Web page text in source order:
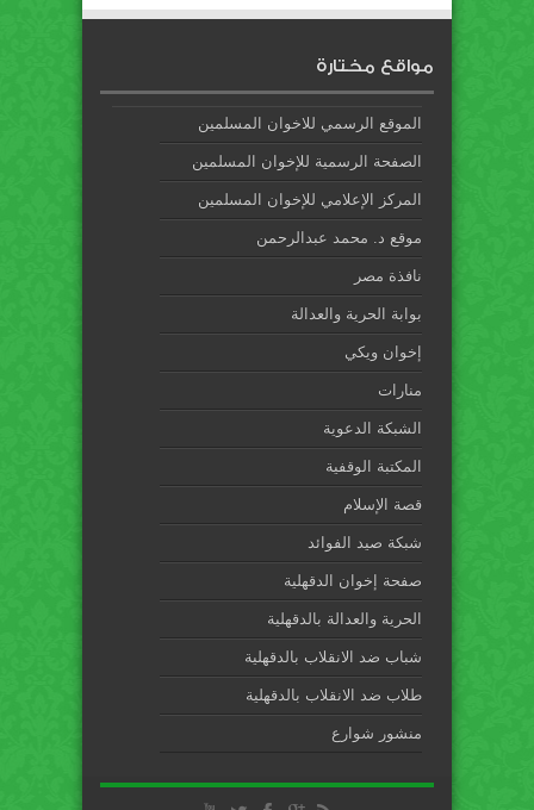
مواقع مختارة
الموقع الرسمي للاخوان المسلمين
الصفحة الرسمية للإخوان المسلمين
المركز الإعلامي للإخوان المسلمين
موقع د. محمد عبدالرحمن
نافذة مصر
بوابة الحرية والعدالة
إخوان ويكي
منارات
الشبكة الدعوية
المكتبة الوقفية
قصة الإسلام
شبكة صيد الفوائد
صفحة إخوان الدقهلية
الحرية والعدالة بالدقهلية
شباب ضد الانقلاب بالدقهلية
طلاب ضد الانقلاب بالدقهلية
منشور شوارع